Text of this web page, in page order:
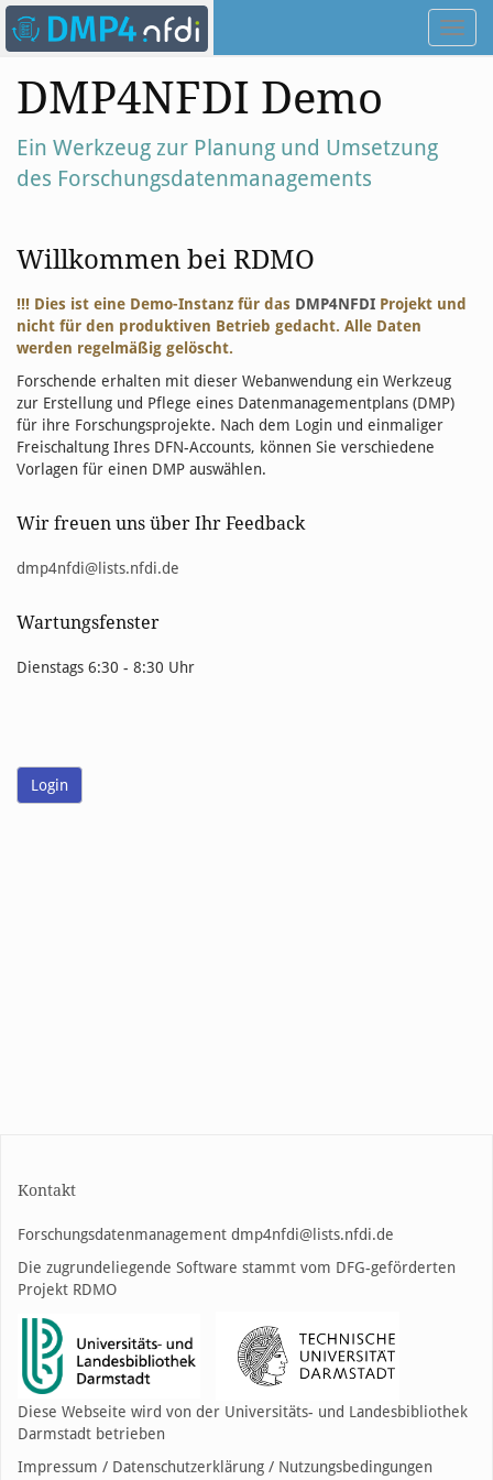
DMP4NFDI Demo
Ein Werkzeug zur Planung und Umsetzung
des Forschungsdatenmanagements
Willkommen bei RDMO
!!! Dies ist eine Demo-Instanz für das DMP4NFDI Projekt und
nicht für den produktiven Betrieb gedacht. Alle Daten
werden regelmäßig gelöscht.
Forschende erhalten mit dieser Webanwendung ein Werkzeug
zur Erstellung und Pflege eines Datenmanagementplans (DMP)
für ihre Forschungsprojekte. Nach dem Login und einmaliger
Freischaltung Ihres DFN-Accounts, können Sie verschiedene
Vorlagen für einen DMP auswählen.
Wir freuen uns über Ihr Feedback
dmp4nfdi@lists.nfdi.de
Wartungsfenster
Dienstags 6:30 - 8:30 Uhr
Login
Kontakt
Forschungsdatenmanagement dmp4nfdi@lists.nfdi.de
Die zugrundeliegende Software stammt vom DFG-geförderten
Projekt RDMO
Diese Webseite wird von der Universitäts- und Landesbibliothek
Darmstadt betrieben
Impressum / Datenschutzerklärung / Nutzungsbedingungen